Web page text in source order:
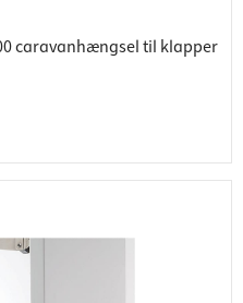
caravanhængsel til klapper